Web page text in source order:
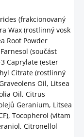
(frakcionovaný
Wax (rostlinný vosk
Root Powder
(součást
Caprylate (ester
Citrate (rostlinný
Oil, Litsea
Oil, Citrus
Geranium, Litsea
Tocopherol (vitam
Citronellol